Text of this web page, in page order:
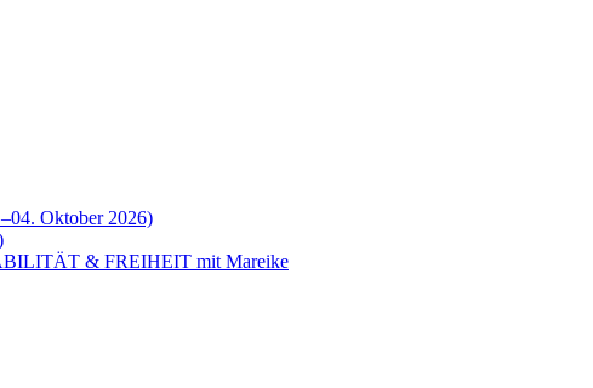
Oktober 2026)
& FREIHEIT mit Mareike